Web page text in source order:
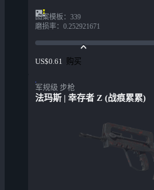
图案模板 ： 339
磨损率： 0.252921671
US$0.61 购买
军规级 步枪
法玛斯 | 幸存者 Z (战痕累累)